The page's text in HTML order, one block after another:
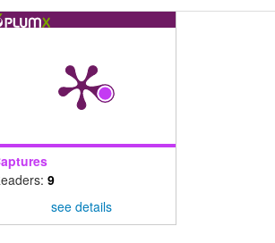
9
see details